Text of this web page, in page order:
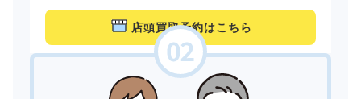
店頭買取予約はこちら